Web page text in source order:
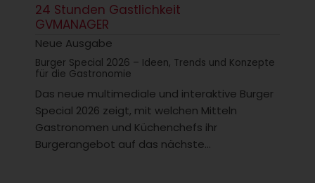
24 Stunden Gastlichkeit
GVMANAGER
Neue Ausgabe
Burger Special 2026 – Ideen, Trends und Konzepte
für die Gastronomie
Das neue multimediale und interaktive Burger
Special 2026 zeigt, mit welchen Mitteln
Gastronomen und Küchenchefs ihr
Burgerangebot auf das nächste...